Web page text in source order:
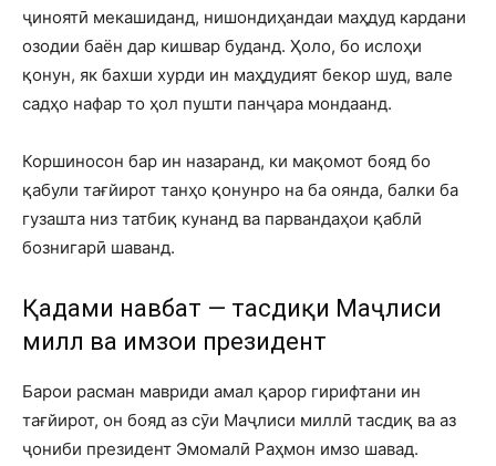
ҷиноятӣ мекашиданд, нишондиҳандаи маҳдуд кардани
озодии баён дар кишвар буданд. Ҳоло, бо ислоҳи
қонун, як бахши хурди ин маҳдудият бекор шуд, вале
садҳо нафар то ҳол пушти панҷара мондаанд.
Коршиносон бар ин назаранд, ки мақомот бояд бо
қабули тағйирот танҳо қонунро на ба оянда, балки ба
гузашта низ татбиқ кунанд ва парвандаҳои қаблӣ
бознигарӣ шаванд.
Қадами навбатӣ — тасдиқи Маҷлиси
миллӣ ва имзои президент
Барои расман мавриди амал қарор гирифтани ин
тағйирот, он бояд аз сӯи Маҷлиси миллӣ тасдиқ ва аз
ҷониби президент Эмомалӣ Раҳмон имзо шавад.